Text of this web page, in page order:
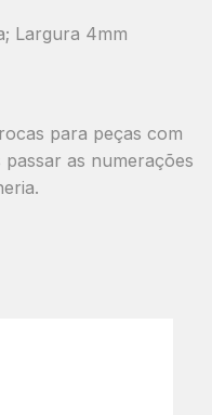
Largura 4mm
para peças com
as numerações